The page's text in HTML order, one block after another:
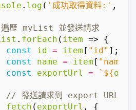
. log ( '成功取得資料:' ,
. forEach ( item =>
{
const
id = item [ "id" ];
const
name = item [ "name"
const
exportUrl = ` ${
fetch ( exportUrl ,
{